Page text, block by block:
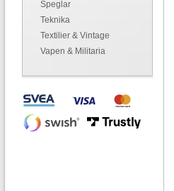
Speglar
Teknika
Textilier & Vintage
Vapen & Militaria